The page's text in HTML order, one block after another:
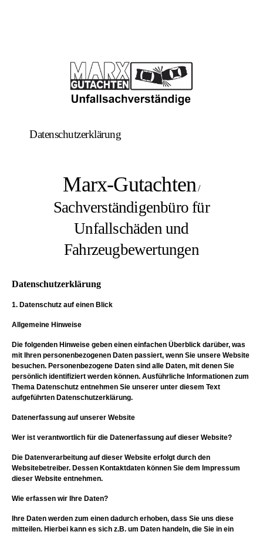
Datenschutzerklärung
Marx-Gutachten/
Sachverständigenbüro für
Unfallschäden und
Fahrzeugbewertungen
Datenschutzerklärung
1. Datenschutz auf einen Blick
Allgemeine Hinweise
Die folgenden Hinweise geben einen einfachen Überblick darüber, was
mit Ihren personenbezogenen Daten passiert, wenn Sie unsere Website
besuchen. Personenbezogene Daten sind alle Daten, mit denen Sie
persönlich identifiziert werden können. Ausführliche Informationen zum
Thema Datenschutz entnehmen Sie unserer unter diesem Text
aufgeführten Datenschutzerklärung.
Datenerfassung auf unserer Website
Wer ist verantwortlich für die Datenerfassung auf dieser Website?
Die Datenverarbeitung auf dieser Website erfolgt durch den
Websitebetreiber. Dessen Kontaktdaten können Sie dem Impressum
dieser Website entnehmen.
Wie erfassen wir Ihre Daten?
Ihre Daten werden zum einen dadurch erhoben, dass Sie uns diese
mitteilen. Hierbei kann es sich z.B. um Daten handeln, die Sie in ein